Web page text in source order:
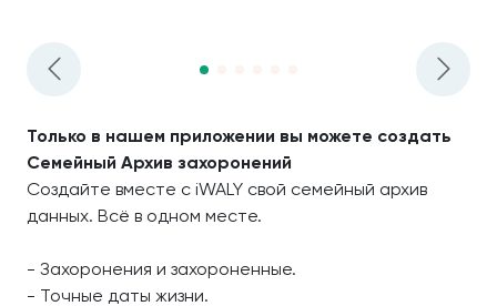
Только в нашем приложении вы можете создать
Семейный Архив захоронений
Создайте вместе с iWALY свой семейный архив
данных. Всё в одном месте.
- Захоронения и захороненные.
- Точные даты жизни.